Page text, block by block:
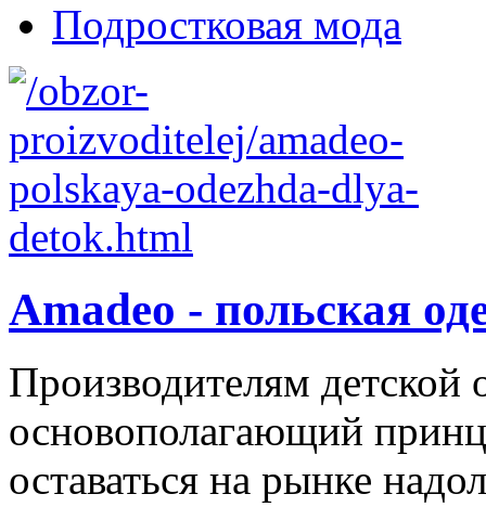
Подростковая мода
Amadeo - польская
Производителям детской
основополагающий
оставаться на рынке